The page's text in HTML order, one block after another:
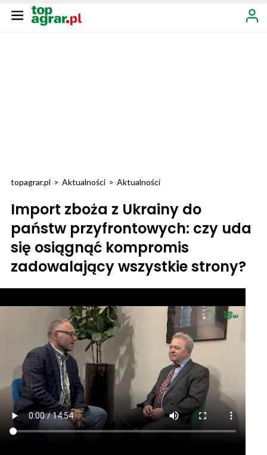
topagrar.pl > Aktualności > Aktualności
Import zboża z Ukrainy do
państw przyfrontowych: czy uda
się osiągnąć kompromis
zadowalający wszystkie strony?